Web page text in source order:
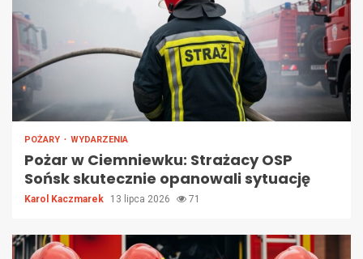
POŻARY WYDARZENIA
Pożar w Ciemniewku: Strażacy OSP
Sońsk skutecznie opanowali sytuację
Karol Kaczmarek 13 lipca 2026 71